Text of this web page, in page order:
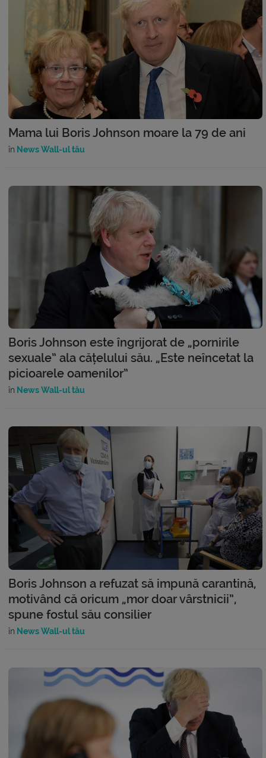
Mama lui Boris Johnson moare la 79 de ani
în News Wall-ul tău
Boris Johnson este îngrijorat de „pornirile
sexuale” ala cățelului său. „Este neîncetat la
picioarele oamenilor”
în News Wall-ul tău
Boris Johnson a refuzat să impună carantină,
motivând că oricum „mor doar vârstnicii”,
spune fostul său consilier
în News Wall-ul tău